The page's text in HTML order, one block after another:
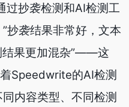
抄袭检测和AI检测工
抄袭结果非常好，文本
结果更加混杂”——这
Speedwrite的AI检测
内容类型、不同检测